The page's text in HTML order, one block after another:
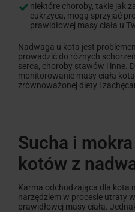
niektóre choroby, takie jak
cukrzyca, mogą sprzyjać
prawidłowej masy ciała u
Nadwaga u kota jest
prowadzić do różnych
serca, choroby stawów i inne.
monitorowanie masy ciała
zrównoważonej diety i
Sucha i
kotów z
Karma odchudzająca dla kota
narzędziem w procesie utraty
prawidłowej masy ciała.